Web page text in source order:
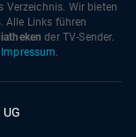
Verzeichnis. Wir bieten
Alle Links führen
der TV-Sender.
Impressum.